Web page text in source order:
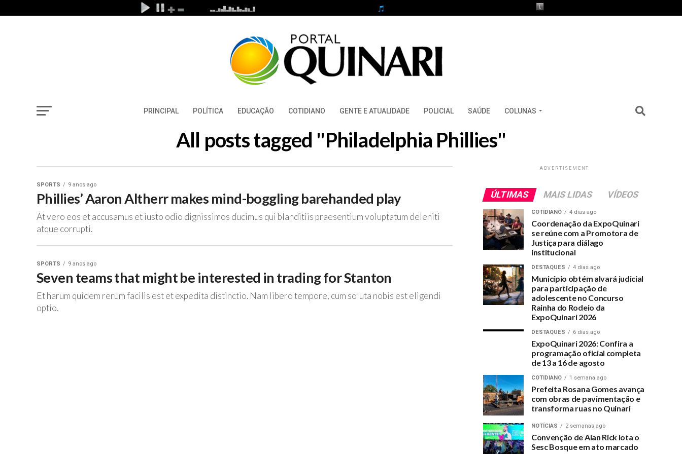
PRINCIPAL POLÍTICA EDUCAÇÃO COTIDIANO GENTE E ATUALIDADE POLICIAL SAÚDE COLUNAS
All posts tagged "Philadelphia Phillies"
SPORTS 9 anos ago
Phillies’ Aaron Altherr makes mind-boggling barehanded play
At vero eos et accusamus et iusto odio dignissimos ducimus qui blanditiis praesentium voluptatum deleniti
atque corrupti.
SPORTS 9 anos ago
Seven teams that might be interested in trading for Stanton
Et harum quidem rerum facilis est et expedita distinctio. Nam libero tempore, cum soluta nobis est eligendi
optio.
ADVERTISEMENT
ÚLTIMAS MAIS LIDAS VÍDEOS
COTIDIANO 4 dias ago
Coordenação da ExpoQuinari
se reúne com a Promotora de
Justiça para diálago
institucional
DESTAQUES 4 dias ago
Município obtém alvará judicial
para participação de
adolescente no Concurso
Rainha do Rodeio da
ExpoQuinari 2026
DESTAQUES 6 dias ago
ExpoQuinari 2026: Confira a
programação oficial completa
de 13 a 16 de agosto
COTIDIANO 1 semana ago
Prefeita Rosana Gomes avança
com obras de pavimentação e
transforma ruas no Quinari
NOTÍCIAS 2 semanas ago
Convenção de Alan Rick lota o
Sesc Bosque em ato marcado